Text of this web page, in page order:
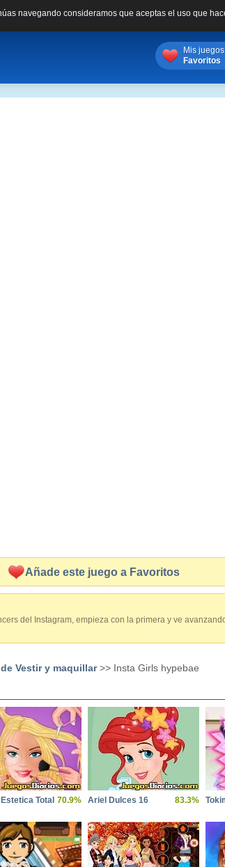
navegando consideramos que aceptas el uso que
Mis juegos
Favoritos
Añade este juego a Favoritos
del Instagram, empieza con la primera y ve
Vestir y maquillar>> Insta Girls hypebae
Total 70.9% Ariel Dulces 16 83.3%